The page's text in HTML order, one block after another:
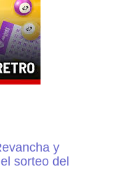
y
sorteo del